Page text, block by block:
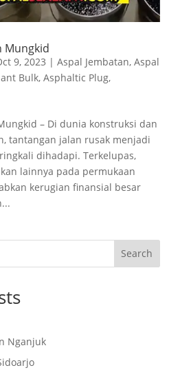
Mungkid
9, 2023 | Aspal Jembatan, Aspal
Bulk, Asphaltic Plug,
– Di dunia konstruksi dan
tantangan jalan rusak menjadi
dihadapi. Terkelupas,
lainnya pada permukaan
kerugian finansial besar
Search
Nganjuk